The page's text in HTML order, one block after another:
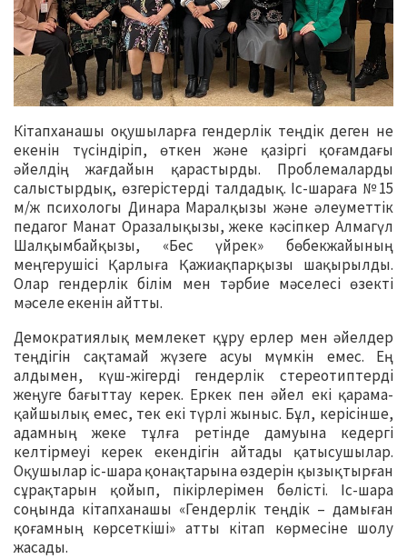
Кітапханашы оқушыларға гендерлік теңдік деген не
екенін түсіндіріп, өткен және қазіргі қоғамдағы
әйелдің жағдайын қарастырды. Проблемаларды
салыстырдық, өзгерістерді талдадық. Іс-шараға №15
м/ж психологы Динара Маралқызы және әлеуметтік
педагог Манат Оразалықызы, жеке кәсіпкер Алмагүл
Шалқымбайқызы, «Бес үйрек» бөбекжайының
меңгерушісі Қарлыға Қажиақпарқызы шақырылды.
Олар гендерлік білім мен тәрбие мәселесі өзекті
мәселе екенін айтты.
Демократиялық мемлекет құру ерлер мен әйелдер
теңдігін сақтамай жүзеге асуы мүмкін емес. Ең
алдымен, күш-жігерді гендерлік стереотиптерді
жеңуге бағыттау керек. Еркек пен әйел екі қарама-
қайшылық емес, тек екі түрлі жыныс. Бұл, керісінше,
адамның жеке тұлға ретінде дамуына кедергі
келтірмеуі керек екендігін айтады қатысушылар.
Оқушылар іс-шара қонақтарына өздерін қызықтырған
сұрақтарын қойып, пікірлерімен бөлісті. Іс-шара
соңында кітапханашы «Гендерлік теңдік – дамыған
қоғамның көрсеткіші» атты кітап көрмесіне шолу
жасады.